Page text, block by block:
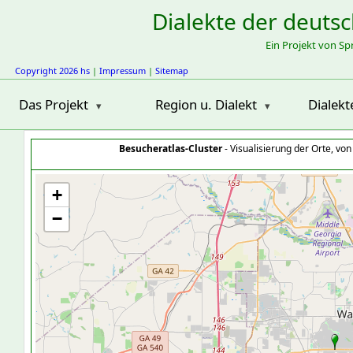
Dialekte der
Ein Projekt von
Copyright 2026 hs | Impressum | Sitemap
Das Projekt Region u. Dialekt
Besucheratlas-Cluster- Visualisierung der Orte,
+
−